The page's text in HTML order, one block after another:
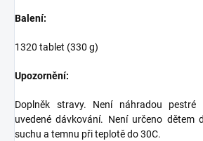
Balení:
1320 tablet (330 g)
Upozornění:
Doplněk stravy. Není náhradou pestré
uvedené dávkování. Není určeno dětem
suchu a temnu při teplotě do 30C.